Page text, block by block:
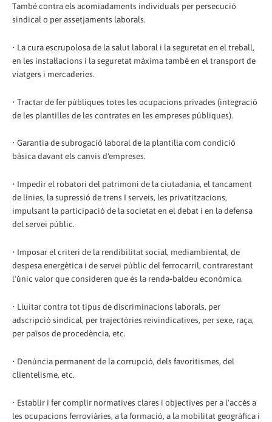
També contra els acomiadaments individuals per persecució
sindical o per assetjaments laborals.
• La cura escrupolosa de la salut laboral i la seguretat en el treball,
en les instal·lacions i la seguretat màxima també en el transport de
viatgers i mercaderies.
• Tractar de fer públiques totes les ocupacions privades (integració
de les plantilles de les contrates en les empreses públiques).
• Garantia de subrogació laboral de la plantilla com condició
bàsica davant els canvis d'empreses.
• Impedir el robatori del patrimoni de la ciutadania, el tancament
de línies, la supressió de trens I serveis, les privatitzacions,
impulsant la participació de la societat en el debat i en la defensa
del servei públic.
• Imposar el criteri de la rendibilitat social, mediambiental, de
despesa energètica i de servei públic del ferrocarril, contrarestant
l'únic valor que consideren que és la renda‐baldeu econòmica.
• Lluitar contra tot tipus de discriminacions laborals, per
adscripció sindical, per trajectòries reivindicatives, per sexe, raça,
per països de procedència, etc.
• Denúncia permanent de la corrupció, dels favoritismes, del
clientelisme, etc.
• Establir i fer complir normatives clares i objectives per a l'accés a
les ocupacions ferroviàries, a la formació, a la mobilitat geogràfica i